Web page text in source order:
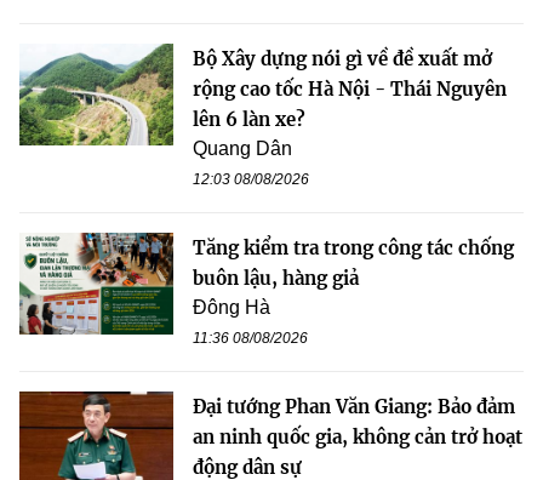
Bộ Xây dựng nói gì về đề xuất mở
rộng cao tốc Hà Nội - Thái Nguyên
lên 6 làn xe?
Quang Dân
12:03 08/08/2026
Tăng kiểm tra trong công tác chống
buôn lậu, hàng giả
Đông Hà
11:36 08/08/2026
Đại tướng Phan Văn Giang: Bảo đảm
an ninh quốc gia, không cản trở hoạt
động dân sự